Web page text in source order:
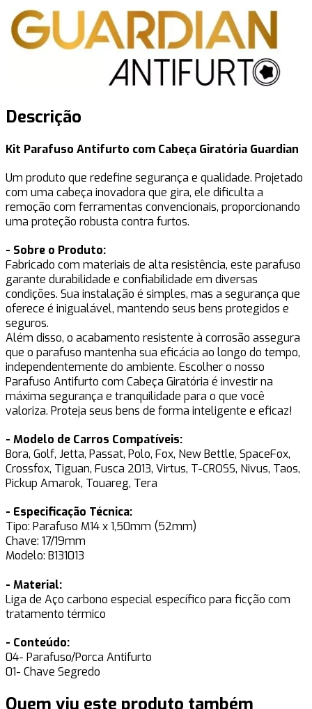
Descrição
Kit Parafuso Antifurto com Cabeça Giratória Guardian
Um produto que redefine segurança e qualidade. Projetado
com uma cabeça inovadora que gira, ele dificulta a
remoção com ferramentas convencionais, proporcionando
uma proteção robusta contra furtos.
- Sobre o Produto:
Fabricado com materiais de alta resistência, este parafuso
garante durabilidade e confiabilidade em diversas
condições. Sua instalação é simples, mas a segurança que
oferece é inigualável, mantendo seus bens protegidos e
seguros.
Além disso, o acabamento resistente à corrosão assegura
que o parafuso mantenha sua eficácia ao longo do tempo,
independentemente do ambiente. Escolher o nosso
Parafuso Antifurto com Cabeça Giratória é investir na
máxima segurança e tranquilidade para o que você
valoriza. Proteja seus bens de forma inteligente e eficaz!
- Modelo de Carros Compatíveis:
Bora, Golf, Jetta, Passat, Polo, Fox, New Bettle, SpaceFox,
Crossfox, Tiguan, Fusca 2013, Virtus, T-CROSS, Nivus, Taos,
Pickup Amarok, Touareg, Tera
- Especificação Técnica:
Tipo: Parafuso M14 x 1,50mm (52mm)
Chave: 17/19mm
Modelo: B131013
- Material:
Liga de Aço carbono especial específico para ficção com
tratamento térmico
- Conteúdo:
04- Parafuso/Porca Antifurto
01- Chave Segredo
Quem viu este produto também